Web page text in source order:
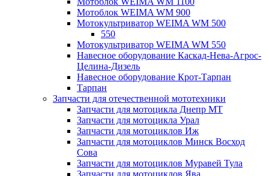
Мотоблок WEIMA WM 900
Мотокультриватор WEIMA WM 500
550
Мотокультриватор WEIMA WM 550
Навесное оборудование Каскад-Нева-Агрос-
Целина-Дизель
Навесное оборудование Крот-Тарпан
Тарпан
Запчасти для отечественной мототехники
Запчасти для мотоцикла Днепр МТ
Запчасти для мотоцикла Урал
Запчасти для мотоциклов Иж
Запчасти для мотоциклов Минск Восход
Сова
Запчасти для мотоциклов Муравей Тула
Запчасти для мотоциклов Ява